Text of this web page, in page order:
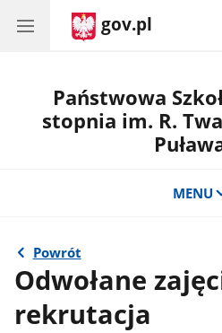
gov.pl
Państwowa
stopnia im. R.
MENU
Powrót
Odwołane
rekrutacja